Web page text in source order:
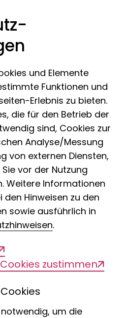
des
Verfahren,
Wellen einer
durchleuchtet
wird in der
Brüche
und Elemente
Funktionen und
Erlebnis zu bieten.
die für den Betrieb der
sind, Cookies zur
Analyse/Messung
von externen Diensten,
vor der Nutzung
Weitere Informationen
den Hinweisen zu den
sowie ausführlich in
.
zustimmen
um die